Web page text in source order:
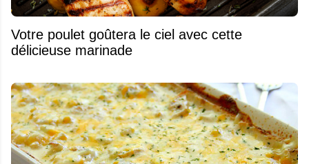
Votre poulet goûtera le ciel avec cette
délicieuse marinade